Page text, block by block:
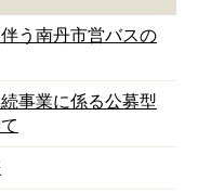
う南丹市営バスの
事業に係る公募型